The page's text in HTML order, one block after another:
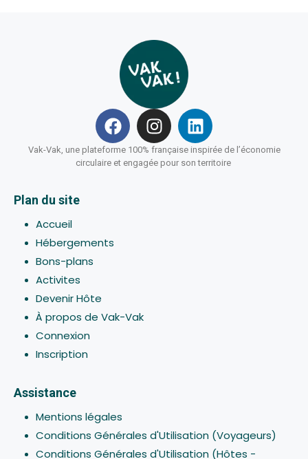
Vak-Vak, une plateforme 100% française inspirée de l’économie
circulaire et engagée pour son territoire
Plan du site
Accueil
Hébergements
Bons-plans
Activites
Devenir Hôte
À propos de Vak-Vak
Connexion
Inscription
Assistance
Mentions légales
Conditions Générales d'Utilisation (Voyageurs)
Conditions Générales d'Utilisation (Hôtes -